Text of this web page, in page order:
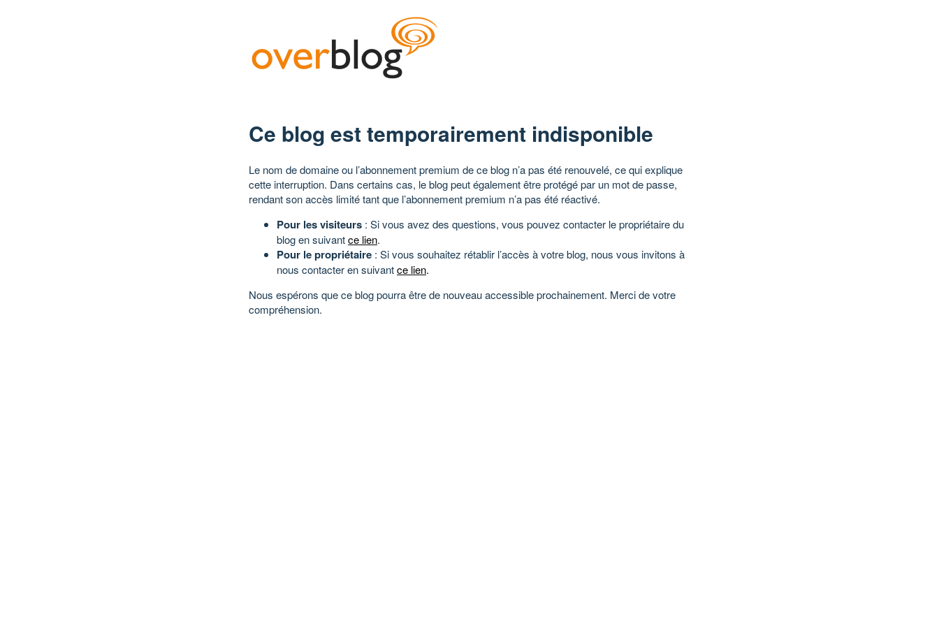
Ce blog est temporairement indisponible
Le nom de domaine ou l’abonnement premium de ce blog n’a pas été renouvelé, ce qui explique
cette interruption. Dans certains cas, le blog peut également être protégé par un mot de passe,
rendant son accès limité tant que l’abonnement premium n’a pas été réactivé.
Pour les visiteurs : Si vous avez des questions, vous pouvez contacter le propriétaire du
blog en suivantce lien.
Pour le propriétaire : Si vous souhaitez rétablir l’accès à votre blog, nous vous invitons à
nous contacter en suivantce lien.
Nous espérons que ce blog pourra être de nouveau accessible prochainement. Merci de votre
compréhension.